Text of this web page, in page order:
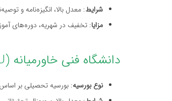
شرایط: معدل بالا، انگیزه‌نامه و
مزایا: تخفیف در شهریه، دوره‌های
دانشگاه فنی خاورمیانه (Middle East Technical University – METU)
نوع بورسیه: بورسیه تحصیلی بر